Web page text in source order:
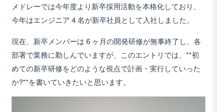
メドレーでは今年度より新卒採用活動を本格化しており、
今年はエンジニア 4 名が新卒社員として入社しました。
現在、新卒メンバーは 6 ヶ月の開発研修が無事終了し、各
部署で業務に勤しんでいますが、このエントリでは、**初
めての新卒研修をどのような視点で計画・実行していった
か?**を書いていきたいと思います。